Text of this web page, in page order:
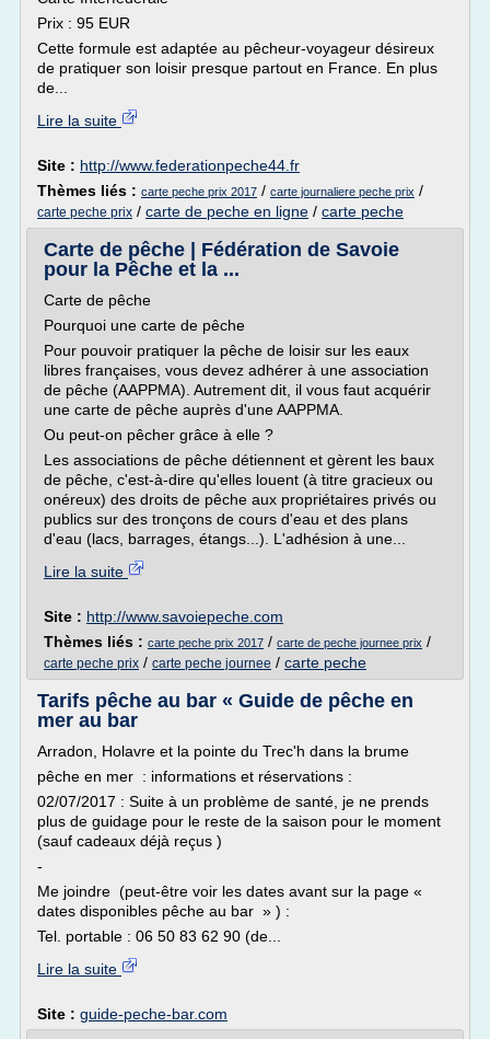
Prix : 95 EUR
Cette formule est adaptée au pêcheur-voyageur désireux
de pratiquer son loisir presque partout en France. En plus
de...
Lire la suite
Site : http://www.federationpeche44.fr
Thèmes liés : carte peche prix 2017 / carte journaliere peche prix /
carte peche prix / carte de peche en ligne / carte peche
Carte de pêche | Fédération de Savoie
pour la Pêche et la ...
Carte de pêche
Pourquoi une carte de pêche
Pour pouvoir pratiquer la pêche de loisir sur les eaux
libres françaises, vous devez adhérer à une association
de pêche (AAPPMA). Autrement dit, il vous faut acquérir
une carte de pêche auprès d'une AAPPMA.
Ou peut-on pêcher grâce à elle ?
Les associations de pêche détiennent et gèrent les baux
de pêche, c'est-à-dire qu'elles louent (à titre gracieux ou
onéreux) des droits de pêche aux propriétaires privés ou
publics sur des tronçons de cours d'eau et des plans
d'eau (lacs, barrages, étangs...). L'adhésion à une...
Lire la suite
Site : http://www.savoiepeche.com
Thèmes liés : carte peche prix 2017 / carte de peche journee prix /
carte peche prix / carte peche journee / carte peche
Tarifs pêche au bar « Guide de pêche en
mer au bar
Arradon, Holavre et la pointe du Trec'h dans la brume
pêche en mer : informations et réservations :
02/07/2017 : Suite à un problème de santé, je ne prends
plus de guidage pour le reste de la saison pour le moment
(sauf cadeaux déjà reçus )
-
Me joindre (peut-être voir les dates avant sur la page «
dates disponibles pêche au bar » ) :
Tel. portable : 06 50 83 62 90 (de...
Lire la suite
Site : guide-peche-bar.com